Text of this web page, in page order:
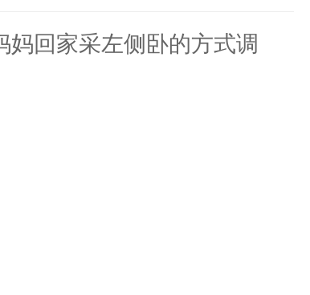
回家采左侧卧的方式调